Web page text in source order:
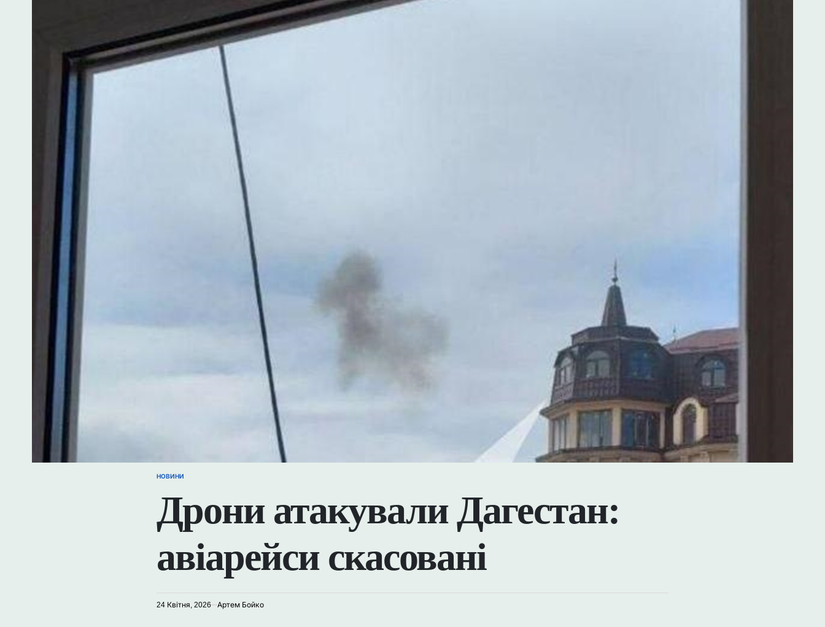
ОПУБЛІКУВАТИ
НОВИНИ
Дрони атакували Дагестан:
авіарейси скасовані
24 Квітня, 2026 Артем Бойко